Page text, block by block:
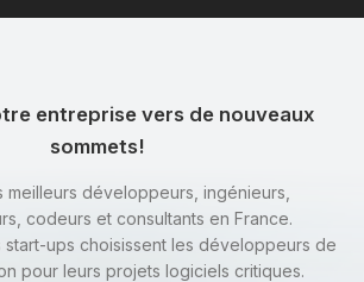
entreprise vers de nouveaux
sommets!
meilleurs développeurs, ingénieurs,
codeurs et consultants en France.
start-ups choisissent les développeurs de
pour leurs projets logiciels critiques.